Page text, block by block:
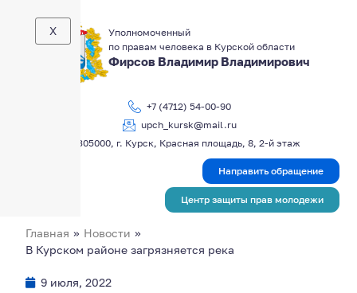
Уполномоченный
по правам человека в Курской области
Фирсов Владимир Владимирович
+7 (4712) 54-00-90
upch_kursk@mail.ru
305000, г. Курск, Красная площадь, 8, 2-й этаж
X
Направить обращение
Центр защиты прав молодежи
Главная » Новости »
В Курском районе загрязняется река
9 июля, 2022